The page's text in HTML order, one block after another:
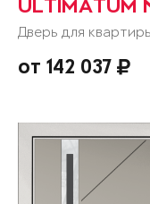
ULTIMATUM
Дверь для
от 142 037